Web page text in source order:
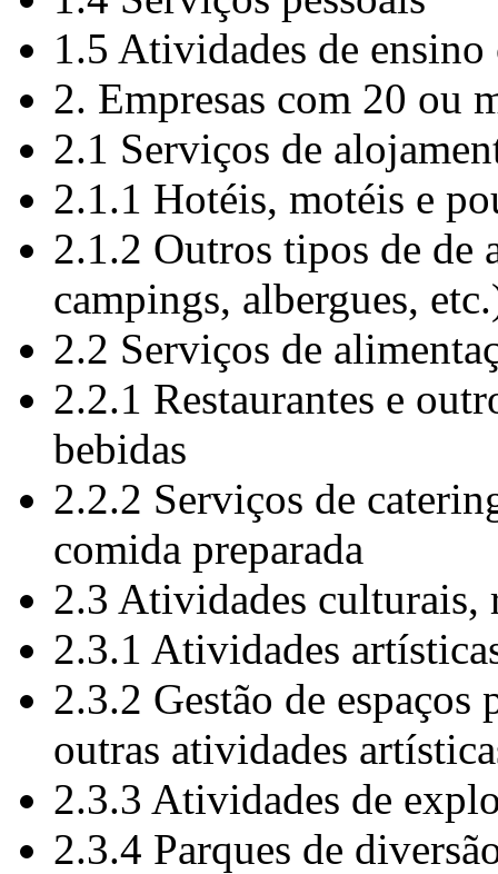
1.5 Atividades de
2. Empresas com 20 ou
2.1 Serviços de
2.1.1 Hotéis, motéis e
2.1.2 Outros tipos de de
campings, albergues,
2.2 Serviços de
2.2.1 Restaurantes e
bebidas
2.2.2 Serviços de
comida preparada
2.3 Atividades culturais,
2.3.1 Atividades
2.3.2 Gestão de espaços
outras atividades
2.3.3 Atividades de
2.3.4 Parques de